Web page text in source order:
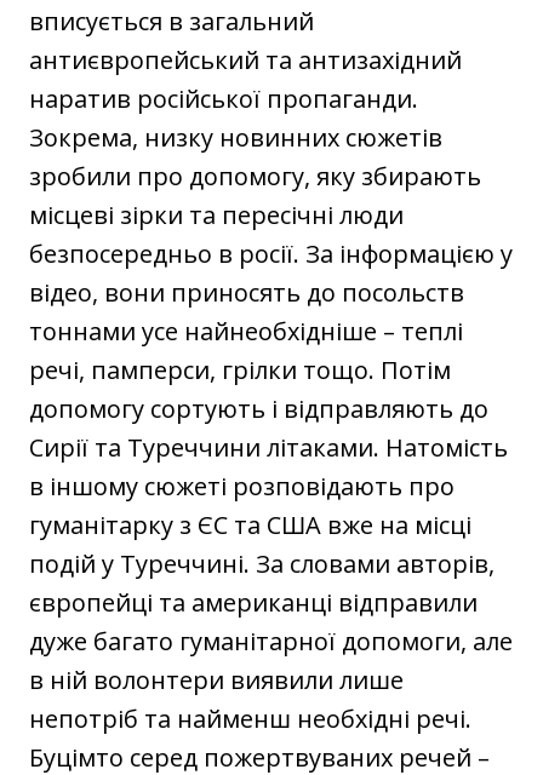
вписується в загальний
антиєвропейський та антизахідний
наратив російської пропаганди.
Зокрема, низку новинних сюжетів
зробили про допомогу, яку збирають
місцеві зірки та пересічні люди
безпосередньо в росії. За інформацією у
відео, вони приносять до посольств
тоннами усе найнеобхідніше – теплі
речі, памперси, грілки тощо. Потім
допомогу сортують і відправляють до
Сирії та Туреччини літаками. Натомість
в іншому сюжеті розповідають про
гуманітарку з ЄС та США вже на місці
подій у Туреччині. За словами авторів,
європейці та американці відправили
дуже багато гуманітарної допомоги, але
в ній волонтери виявили лише
непотріб та найменш необхідні речі.
Буцімто серед пожертвуваних речей –